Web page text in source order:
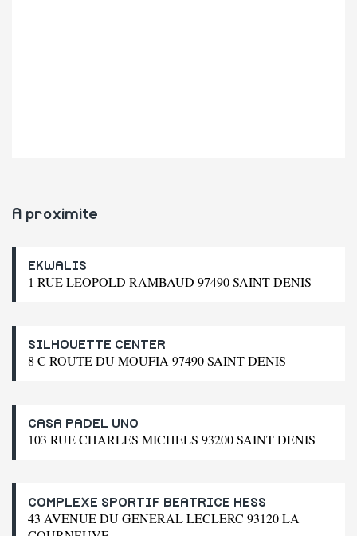
A proximite
EKWALIS
1 RUE LEOPOLD RAMBAUD 97490 SAINT DENIS
SILHOUETTE CENTER
8 C ROUTE DU MOUFIA 97490 SAINT DENIS
CASA PADEL UNO
103 RUE CHARLES MICHELS 93200 SAINT DENIS
COMPLEXE SPORTIF BEATRICE HESS
43 AVENUE DU GENERAL LECLERC 93120 LA